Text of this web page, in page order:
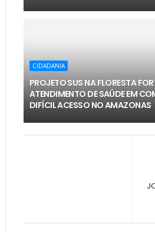
CIDADANIA
PROJETO SUS NA FLORESTA
ATENDIMENTO DE SAÚDE EM
DIFÍCIL ACESSO NO AMAZONAS